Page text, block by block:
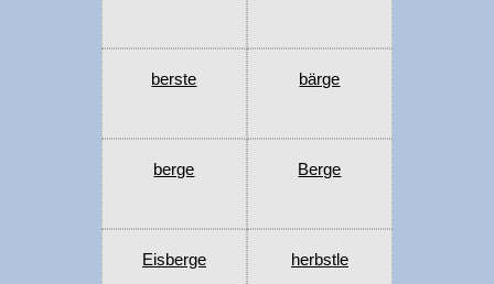
berste bärge
berge Berge
Eisberge herbstle